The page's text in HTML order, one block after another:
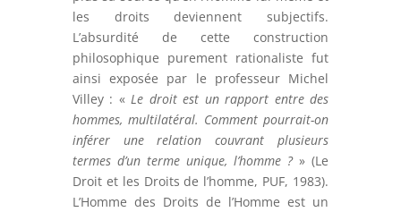
les droits deviennent subjectifs.
L’absurdité de cette construction
philosophique purement rationaliste fut
ainsi exposée par le professeur Michel
Villey : « Le droit est un rapport entre des
hommes, multilatéral. Comment pourrait-on
inférer une relation couvrant plusieurs
termes d’un terme unique, l’homme ? » (Le
Droit et les Droits de l’homme, PUF, 1983).
L’Homme des Droits de l’Homme est un